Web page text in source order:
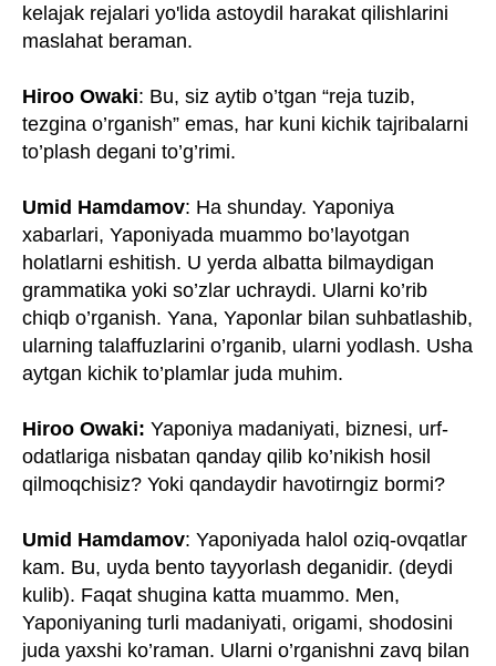
kelajak rejalari yo'lida astoydil harakat qilishlarini
maslahat beraman.
Hiroo Owaki: Bu, siz aytib o’tgan “reja tuzib,
tezgina o’rganish” emas, har kuni kichik tajribalarni
to’plash degani to’g’rimi.
Umid Hamdamov: Ha shunday. Yaponiya
xabarlari, Yaponiyada muammo bo’layotgan
holatlarni eshitish. U yerda albatta bilmaydigan
grammatika yoki so’zlar uchraydi. Ularni ko’rib
chiqb o’rganish. Yana, Yaponlar bilan suhbatlashib,
ularning talaffuzlarini o’rganib, ularni yodlash. Usha
aytgan kichik to’plamlar juda muhim.
Hiroo Owaki: Yaponiya madaniyati, biznesi, urf-
odatlariga nisbatan qanday qilib ko’nikish hosil
qilmoqchisiz? Yoki qandaydir havotirngiz bormi?
Umid Hamdamov: Yaponiyada halol oziq-ovqatlar
kam. Bu, uyda bento tayyorlash deganidir. (deydi
kulib). Faqat shugina katta muammo. Men,
Yaponiyaning turli madaniyati, origami, shodosini
juda yaxshi ko’raman. Ularni o’rganishni zavq bilan